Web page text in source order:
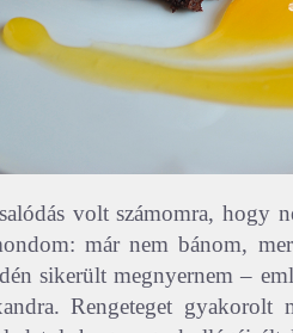
volt számomra, hogy
már nem bánom,
sikerült megnyernem –
Rengeteget gyakorolt